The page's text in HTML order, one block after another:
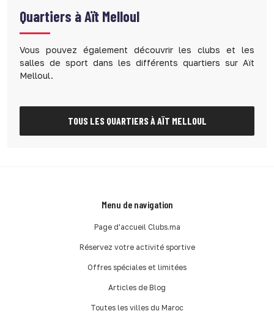
Quartiers àAït Melloul
Vous pouvez également découvrir les clubs et les
salles de sport dans les différents quartiers sur Aït
Melloul.
TOUS LES QUARTIERS À AÏT MELLOUL
Menu de navigation
Page d'accueil Clubs.ma
Réservez votre activité sportive
Offres spéciales et limitées
Articles de Blog
Toutes les villes du Maroc